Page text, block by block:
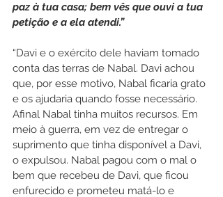
paz à tua casa; bem vês que ouvi a tua
petição e a ela atendi.”
“Davi e o exército dele haviam tomado
conta das terras de Nabal. Davi achou
que, por esse motivo, Nabal ficaria grato
e os ajudaria quando fosse necessário.
Afinal Nabal tinha muitos recursos. Em
meio à guerra, em vez de entregar o
suprimento que tinha disponível a Davi,
o expulsou. Nabal pagou com o mal o
bem que recebeu de Davi, que ficou
enfurecido e prometeu matá-lo e